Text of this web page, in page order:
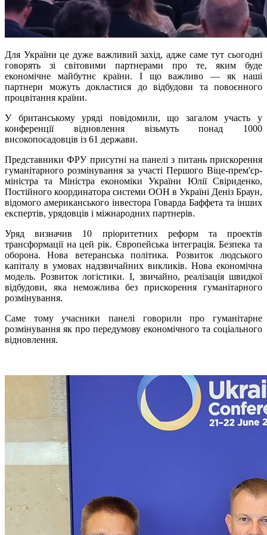
Для України це дуже важливий захід, адже саме тут сьогодні
говорять зі світовими партнерами про те, яким буде
економічне майбутнє країни. І що важливо — як наші
партнери можуть докластися до відбудови та повоєнного
процвітання країни.
У британському уряді повідомили, що загалом участь у
конференції відновлення візьмуть понад 1000
високопосадовців із 61 держави.
Представники ФРУ присутні на панелі з питань прискорення
гуманітарного розмінування за участі Першого Віце-прем'єр-
міністра та Міністра економіки України Юлії Свіриденко,
Постійного координатора системи ООН в Україні Деніз Браун,
відомого американського інвестора Говарда Баффета та інших
експертів, урядовців і міжнародних партнерів.
Уряд визначив 10 пріоритетних реформ та проектів
трансформації на цей рік. Європейська інтеграція. Безпека та
оборона. Нова ветеранська політика. Розвиток людського
капіталу в умовах надзвичайних викликів. Нова економічна
модель. Розвиток логістики. І, звичайно, реалізація швидкої
відбудови, яка неможлива без прискорення гуманітарного
розмінування.
Саме тому учасники панелі говорили про гуманітарне
розмінування як про передумову економічного та соціального
відновлення.